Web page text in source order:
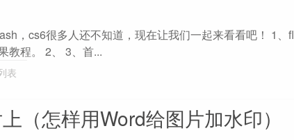
，cs6很多人还不知道，现在让我们一起来看看吧！ 1、fl
教程。 2、 3、首...
表
（怎样用Word给图片加水印）